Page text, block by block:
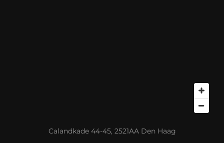
Calandkade 44-45, 2521AA Den Haag